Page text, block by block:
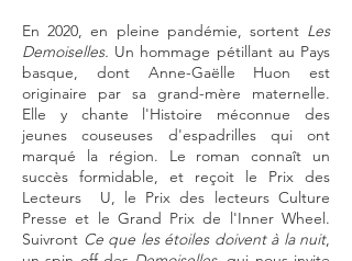
En 2020, en pleine pandémie, sortent Les
Demoiselles. Un hommage pétillant au Pays
basque, dont Anne-Gaëlle Huon est
originaire par sa grand-mère maternelle.
Elle y chante l'Histoire méconnue des
jeunes couseuses d'espadrilles qui ont
marqué la région. Le roman connaît un
succès formidable, et reçoit le Prix des
Lecteurs U, le Prix des lecteurs Culture
Presse et le Grand Prix de l'Inner Wheel.
Suivront Ce que les étoiles doivent à la nuit,